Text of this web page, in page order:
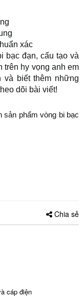
xác
bạc đạn, cấu tạo và
trên hy vọng anh em
và biết thêm những
dõi bài viết!
sản phẩm vòng bi bạc
Chia sẻ
cáp điện